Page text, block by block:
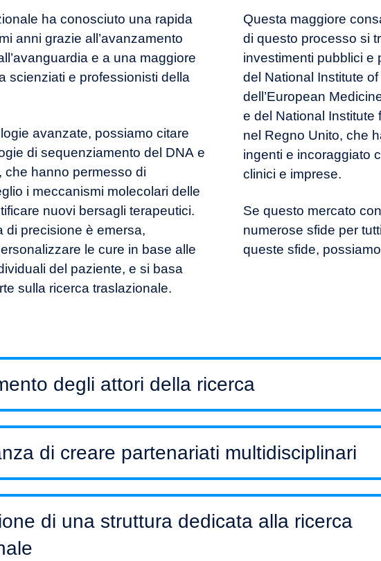
ha conosciuto una rapida
anni grazie all’avanzamento
e a una maggiore
scienziati e professionisti della
avanzate, possiamo citare
di sequenziamento del DNA e
che hanno permesso di
i meccanismi molecolari delle
nuovi bersagli terapeutici.
di precisione è emersa,
le cure in base alle
del paziente, e si basa
sulla ricerca traslazionale.
Questa maggiore
di questo processo si
investimenti pubblici e
del National Institute
dell’European
e del National Institute
nel Regno Unito, che
ingenti e incoraggiato
clinici e imprese.
Se questo mercato
numerose sfide per
queste sfide,
degli attori della ricerca
di creare partenariati multidisciplinari
di una struttura dedicata alla ricerca